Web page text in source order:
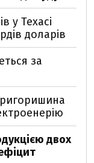
у Техасі
доларів
за
двох